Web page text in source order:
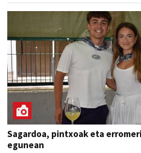
Sagardoa, pintxoak eta
egunean